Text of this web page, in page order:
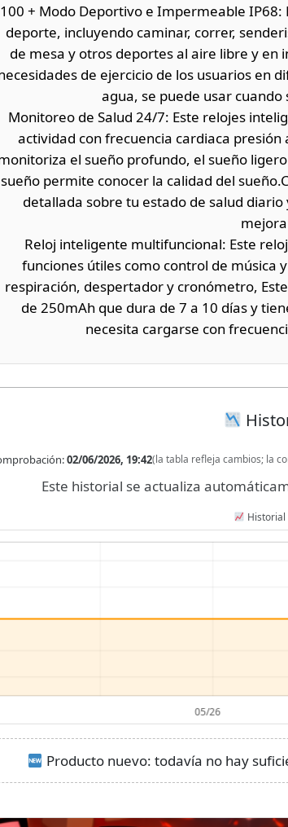
100 + Modo Deportivo e Impermeable
deporte, incluyendo caminar, correr,
de mesa y otros deportes al aire libre y
de ejercicio de los usuarios en
agua, se puede usar
Monitoreo de Salud 24/7: Este relojes
actividad con frecuencia cardiaca
el sueño profundo, el sueño
sueño permite conocer la calidad del
detallada sobre tu estado de salud
Reloj inteligente multifuncional: Este
funciones útiles como control de
respiración, despertador y cronómetro,
de 250mAh que dura de 7 a 10 días y
necesita cargarse con
02/06/2026, 19:42(la tabla refleja cambios; la
Este historial se actualiza
Historial
Producto nuevo: todavía no hay